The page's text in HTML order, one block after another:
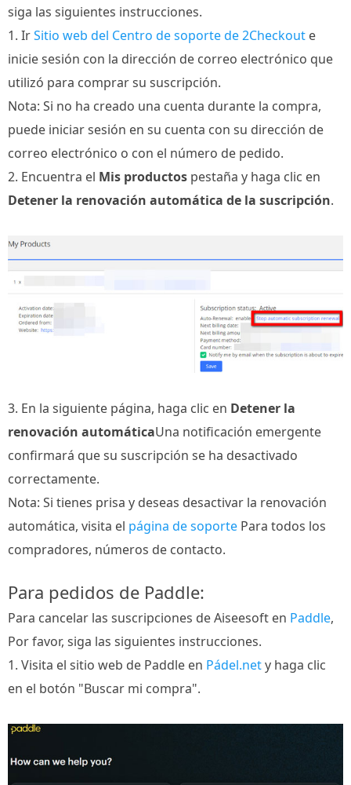
siga las siguientes instrucciones.
1. IrSitio web del Centro de soporte de 2Checkout e
inicie sesión con la dirección de correo electrónico que
utilizó para comprar su suscripción.
Nota: Si no ha creado una cuenta durante la compra,
puede iniciar sesión en su cuenta con su dirección de
correo electrónico o con el número de pedido.
2. Encuentra el Mis productos pestaña y haga clic en
Detener la renovación automática de la suscripción.
3. En la siguiente página, haga clic en Detener la
renovación automáticaUna notificación emergente
confirmará que su suscripción se ha desactivado
correctamente.
Nota: Si tienes prisa y deseas desactivar la renovación
automática, visita el página de soporte Para todos los
compradores, números de contacto.
Para pedidos de Paddle:
Para cancelar las suscripciones de Aiseesoft en Paddle,
Por favor, siga las siguientes instrucciones.
1. Visita el sitio web de Paddle en Pádel.nety haga clic
en el botón "Buscar mi compra".